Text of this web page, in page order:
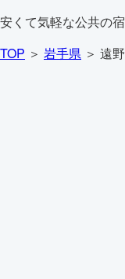
安くて気軽な公共の宿
TOP ＞ 岩手県 ＞ 遠野